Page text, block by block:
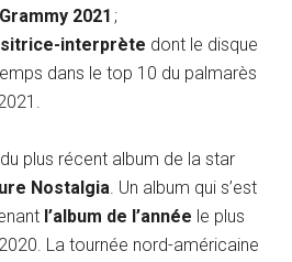
2021 ;
interprète dont le disque
dans le top 10 du palmarès
plus récent album de la star
Nostalgia. Un album qui s’est
l’album de l’année le plus
La tournée nord-américaine